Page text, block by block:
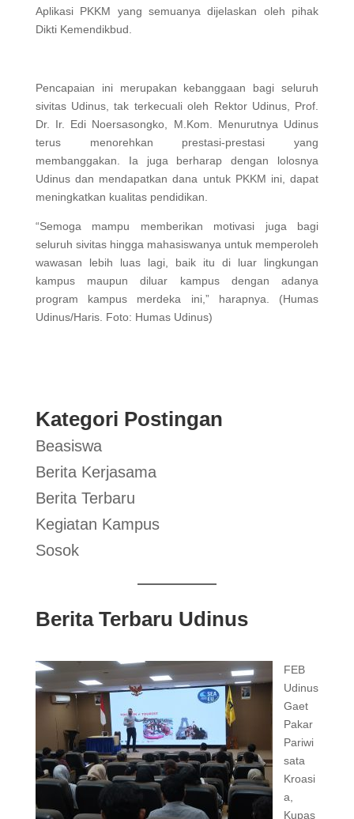
Aplikasi PKKM yang semuanya dijelaskan oleh pihak
Dikti Kemendikbud.
Pencapaian ini merupakan kebanggaan bagi seluruh
sivitas Udinus, tak terkecuali oleh Rektor Udinus, Prof.
Dr. Ir. Edi Noersasongko, M.Kom. Menurutnya Udinus
terus menorehkan prestasi-prestasi yang
membanggakan. Ia juga berharap dengan lolosnya
Udinus dan mendapatkan dana untuk PKKM ini, dapat
meningkatkan kualitas pendidikan.
“Semoga mampu memberikan motivasi juga bagi
seluruh sivitas hingga mahasiswanya untuk memperoleh
wawasan lebih luas lagi, baik itu di luar lingkungan
kampus maupun diluar kampus dengan adanya
program kampus merdeka ini,” harapnya. (Humas
Udinus/Haris. Foto: Humas Udinus)
Kategori Postingan
Beasiswa
Berita Kerjasama
Berita Terbaru
Kegiatan Kampus
Sosok
Berita Terbaru Udinus
FEB
Udinus
Gaet
Pakar
Pariwi
sata
Kroasi
a,
Kupas